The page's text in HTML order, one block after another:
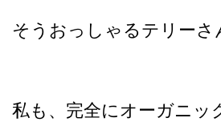
そうおっしゃるテリーさ
私も、完全にオーガニッ